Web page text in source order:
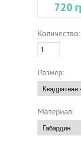
720
Количество:
Размер:
Материал: